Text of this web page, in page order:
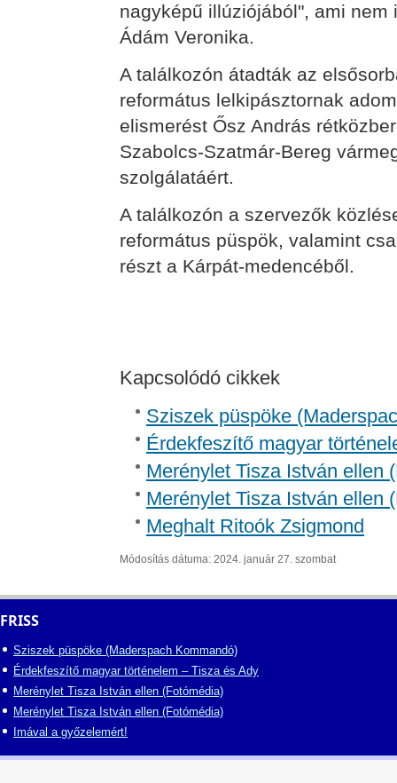
nagyképű illúziójából", ami
Ádám Veronika.
A találkozón átadták az
református lelkipásztornak
elismerést Ősz András
Szabolcs-Szatmár-Bereg
szolgálatáért.
A találkozón a szervezők
református püspök, valamint
részt a Kárpát-medencéből.
Kapcsolódó cikkek
Sziszek püspöke
Érdekfeszítő magyar
Merénylet Tisza István ellen
Merénylet Tisza István ellen
Meghalt Ritoók Zsigmond
Módosítás dátuma: 2024. január 27. szombat
FRISS
Sziszek püspöke (Maderspach Kommandó)
Érdekfeszítő magyar történelem – Tisza és Ady
Merénylet Tisza István ellen (Fotómédia)
Merénylet Tisza István ellen (Fotómédia)
Imával a győzelemért!